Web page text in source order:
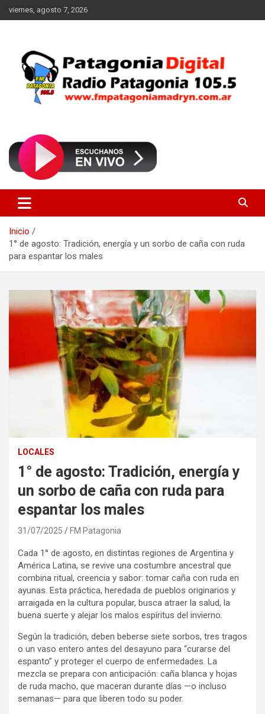
Saltar
al
viernes, agosto 7, 2026
FM Patagonia Madryn
Inicio
1° de agosto: Tradición, energía y un sorbo de caña con ruda
para espantar los males
LOCALES
1° de agosto: Tradición, energía y
un sorbo de caña con ruda para
espantar los males
31/07/2025 FM Patagonia
Cada 1° de agosto, en distintas regiones de Argentina y
América Latina, se revive una costumbre ancestral que
combina ritual, creencia y sabor: tomar caña con ruda en
ayunas. Esta práctica, heredada de pueblos originarios y
arraigada en la cultura popular, busca atraer la salud, la
buena suerte y alejar los malos espíritus del invierno.
Según la tradición, deben beberse siete sorbos, tres tragos
o un vaso entero antes del desayuno para “curarse del
espanto” y proteger el cuerpo de enfermedades. La
mezcla se prepara con anticipación: caña blanca y hojas
de ruda macho, que maceran durante días —o incluso
semanas— para que liberen todo su poder.